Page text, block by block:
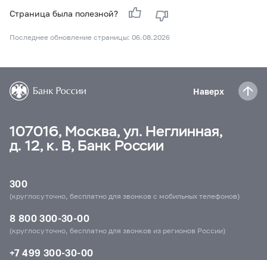
Страница была полезной?
Последнее обновление страницы: 06.08.2026
Наверх
107016, Москва, ул. Неглинная,
д. 12, к. В, Банк России
300
(круглосуточно, бесплатно для звонков с мобильных телефонов)
8 800 300-30-00
(круглосуточно, бесплатно для звонков из регионов России)
+7 499 300-30-00